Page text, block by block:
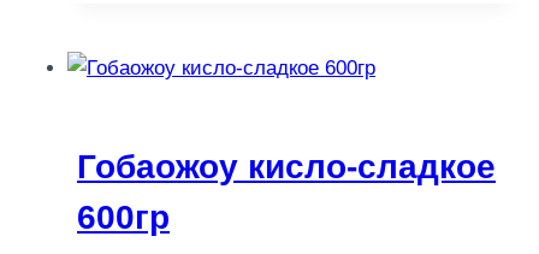
Гобаожоу кисло-сладкое
600гр